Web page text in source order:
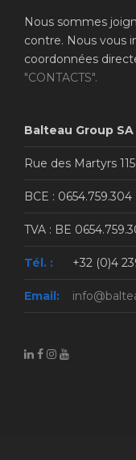
Nous sommes
contre. Nous vous
coordonnées
"CONTACTS".
Balteau Group SA
Rue des Martyrs
BCE : 0654.759.304
TVA : BE
Tél. : +32 (0)4
Email: